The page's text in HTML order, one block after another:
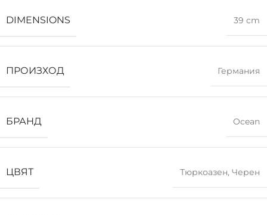
DIMENSIONS 39 cm
ПРОИЗХОД Германия
БРАНД Ocean
ЦВЯТ Тюркоазен, Черен